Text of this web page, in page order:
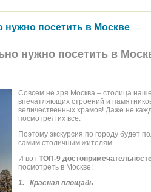
нужно посетить в Москве
нужно посетить в
Совсем не зря Москва – столица
впечатляющих строений и
величественных храмов! Даже не
посмотрел их все.
Поэтому экскурсия по городу будет
самим столичным жителям.
И вот ТОП-9
посмотреть в Москве:
1.
Красная площадь